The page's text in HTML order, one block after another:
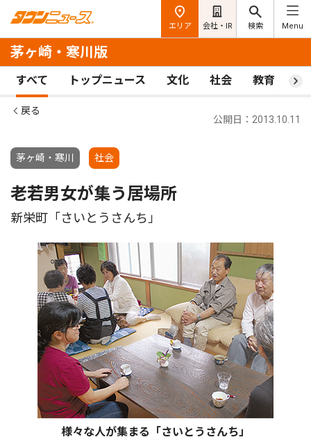
エリア 会社・IR 検索 Menu
茅ヶ崎・寒川版
すべて トップニュース 文化 社会 教育 ス
戻る
茅ヶ崎・寒川 社会
公開日：2013.10.11
老若男女が集う居場所
新栄町「さいとうさんち」
様々な人が集まる「さいとうさんち」